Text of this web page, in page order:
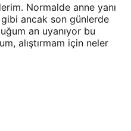
Normalde anne yanı
ancak son günlerde
an uyanıyor bu
alıştırmam için neler